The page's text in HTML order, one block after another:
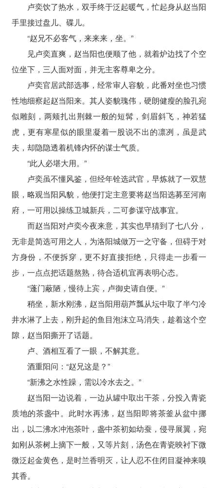
卢奕饮了热水，双手终于泛起暖气，忙起身从赵当阳
手里接过盘儿、碟儿。
“赵兄不必客气，来来来，坐。”
见卢奕直爽，赵当阳也便顺了他，就着炉边找了个空
位坐下，三人面对面，并无主客尊卑之分。
卢奕官居武部选事，经常审人容貌，此番对坐也习惯
性地细察起赵当阳来。其人姿貌瑰伟，硬朗健瘦的脸孔宛
似雕刻，两颊扎出荆棘一般的短髯，剑眉斜飞，神若猛
虎，更有寒星似的眼里凝着一股说不出的凛冽，虽是武
夫，却隐隐透着机锋内怀的谋士气质。
“此人必堪大用。”
卢奕虽不懂风鉴，但经年铨选武官，早炼就了一双慧
眼，略观当阳风貌，他便打定主意要将赵当阳选募至河南
府，一可用以操练卫城新兵，二可参谋守战事宜。
而赵当阳对卢奕今夜来意，其实也早猜到了七八分，
无非是简选可用之人，为洛阳城做万一之守备，但碍于对
方身份，不便拆穿，更不好直接拒绝，只得走一步看一
步，一点点把话题熬熟，待合适机宜再表明心态。
“蓬门蔽陋，慢待上宾，卢御史请自便。”
稍坐，新水刚沸，赵当阳用葫芦瓢从坛中取了半勺冷
井水淋了上去，刚升起的鱼目泡沫立马消失，趁着这个空
隙，赵当阳撕开了话题。
卢、酒相互看了一眼，不解其意。
酒重阳问：“赵兄这是？”
“新沸之水性躁，需以冷水去之。”
赵当阳一边说着，一边从罐中取出干茶，分投入青瓷
质地的茶盏中。此时水再沸，赵当阳即将茶釜从盆中挪
出，以二沸水冲泡茶叶，盏中茶初如幼蚕，侵寻展翼，宛
如刚从茶树上摘下一般，又等片刻，汤色在青瓷映衬下微
微泛起金黄色，是时兰香明灭，让人忍不住闭目凝神来嗅
其香。